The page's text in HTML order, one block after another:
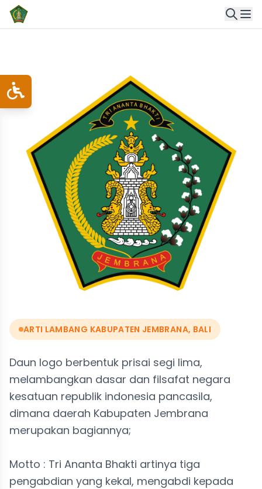
ARTI LAMBANG KABUPATEN JEMBRANA, BALI
Daun logo berbentuk prisai segi lima,
melambangkan dasar dan filsafat negara
kesatuan republik indonesia pancasila,
dimana daerah Kabupaten Jembrana
merupakan bagiannya;
Motto : Tri Ananta Bhakti artinya tiga
pengabdian yang kekal, mengabdi kepada